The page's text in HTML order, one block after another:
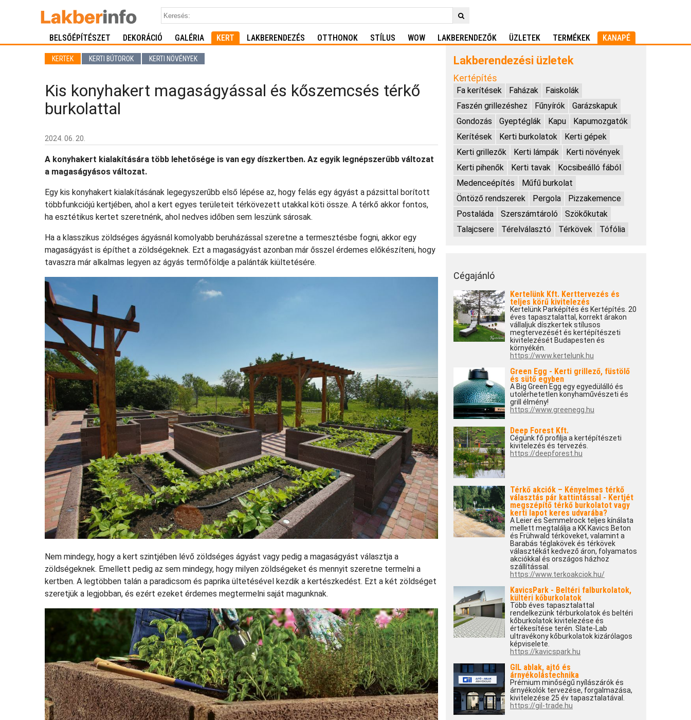
BELSŐÉPÍTÉSZET DEKORÁCIÓ GALÉRIA KERT LAKBERENDEZÉS OTTHONOK STÍLUS WOW LAKBERENDEZŐK ÜZLETEK TERMÉKEK KANAPÉ
KERTEK KERTI BÚTOROK KERTI NÖVÉNYEK
Kis konyhakert magaságyással és kőszemcsés térkő
burkolattal
2024. 06. 20.
A konyhakert kialakítására több lehetősége is van egy díszkertben. Az egyik legnépszerűbb változat
a magaságyásos változat.
Egy kis konyhakert kialakításának legegyszerűbb első lépése az, hogy felás egy ágyást a pázsittal borított
többfunkciójú kertjében, ahol a kert egyes területeit térkövezett utakkal köti össze. A térkő akkor fontos,
ha esztétikus kertet szeretnénk, ahol nedves időben sem leszünk sárosak.
Ha a klasszikus zöldséges ágyásnál komolyabb beruházással szeretne a termesztésbe fogni, akkor egy
magaságyást is építhet a zöldségeknek. Ezt a magaságyást azonban már ősszel érdemes előkészíteni, hogy
tavaszra már alkalmas legyen az ágyás termőföldje a palánták kiültetésére.
Nem mindegy, hogy a kert szintjében lévő zöldséges ágyást vagy pedig a magaságyást választja a
zöldségeknek. Emellett pedig az sem mindegy, hogy milyen zöldségeket és mennyit szeretne termelni a
kertben. A legtöbben talán a paradicsom és paprika ültetésével kezdik a kertészkedést. Ezt a két zöldséget
szeretjük a legjobban, és ezért ezeket érdemes megtermelni saját magunknak.
Lakberendezési üzletek
Kertépítés
Fa kerítések Faházak
Faiskolák
Faszén grillezéshez
Fűnyírók
Garázskapuk
Gondozás
Gyeptéglák Kapu
Kapumozgatók
Kerítések
Kerti burkolatok
Kerti gépek
Kerti grillezők
Kerti lámpák
Kerti növények
Kerti pihenők
Kerti tavak
Kocsibeálló fából
Medenceépítés
Műfű burkolat
Öntöző rendszerek
Pergola
Pizzakemence
Postaláda
Szerszámtároló
Szökőkutak
Talajcsere
Térelválasztó Térkövek Tófólia
Cégajánló
Kertelünk Kft. Kerttervezés és
teljes körű kivitelezés
Kertelünk Parképítés és Kertépítés. 20
éves tapasztalattal, korrekt árakon
vállaljuk díszkertek stílusos
megtervezését és kertépítészeti
kivitelezését Budapesten és
környékén.
https://www.kertelunk.hu
Green Egg - Kerti grillező, füstölő
és sütő egyben
A Big Green Egg egy egyedülálló és
utolérhetetlen konyhaművészeti és
grill élmény!
https://www.greenegg.hu
Deep Forest Kft.
Cégünk fő profilja a kertépítészeti
kivitelezés és tervezés.
https://deepforest.hu
Térkő akciók – Kényelmes térkő
választás pár kattintással - Kertjét
megszépítő térkő burkolatot vagy
kerti lapot keres udvarába?
A Leier és Semmelrock teljes kínálata
mellett megtalálja a KK Kavics Beton
és Frühwald térköveket, valamint a
Barabás téglakövek és térkövek
választékát kedvező áron, folyamatos
akciókkal és országos házhoz
szállítással.
https://www.terkoakciok.hu/
KavicsPark - Beltéri falburkolatok,
kültéri kőburkolatok
Több éves tapasztalattal
rendelkezünk térburkolatok és beltéri
kőburkolatok kivitelezése és
értékesítése terén. Slate-Lab
ultravékony kőburkolatok kizárólagos
képviselete.
https://kavicspark.hu
GIL ablak, ajtó és
árnyékolástechnika
Prémium minőségű nyílászárók és
árnyékolók tervezése, forgalmazása,
kivitelezése 25 év tapasztalatával.
https://gil-trade.hu